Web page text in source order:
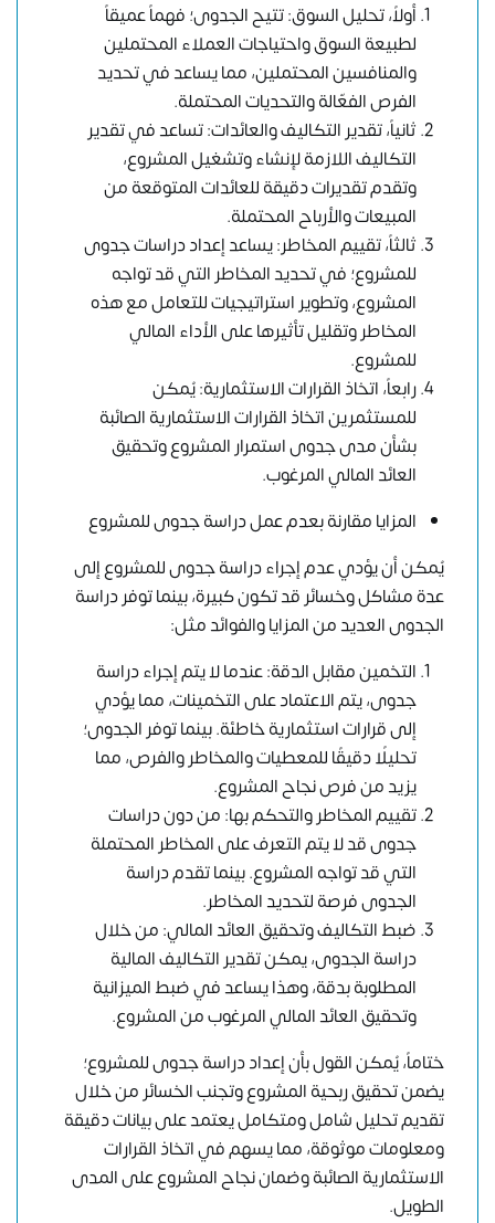
أولاً، تحليل السوق: تتيح الجدوى؛ فهماً عميقاً
لطبيعة السوق واحتياجات العملاء المحتملين
والمنافسين المحتملين، مما يساعد في تحديد
الفرص الفعّالة والتحديات المحتملة.
ثانياً، تقدير التكاليف والعائدات: تساعد في تقدير
التكاليف اللازمة لإنشاء وتشغيل المشروع،
وتقدم تقديرات دقيقة للعائدات المتوقعة من
المبيعات والأرباح المحتملة.
ثالثاً، تقييم المخاطر: يساعد إعداد دراسات جدوى
للمشروع؛ في تحديد المخاطر التي قد تواجه
المشروع، وتطوير استراتيجيات للتعامل مع هذه
المخاطر وتقليل تأثيرها على الأداء المالي
للمشروع.
رابعاً، اتخاذ القرارات الاستثمارية: يُمكن
للمستثمرين اتخاذ القرارات الاستثمارية الصائبة
بشأن مدى جدوى استمرار المشروع وتحقيق
العائد المالي المرغوب.
المزايا مقارنة بعدم عمل دراسة جدوى للمشروع
يُمكن أن يؤدي عدم إجراء دراسة جدوى للمشروع إلى
عدة مشاكل وخسائر قد تكون كبيرة، بينما توفر دراسة
الجدوى العديد من المزايا والفوائد مثل:
التخمين مقابل الدقة: عندما لا يتم إجراء دراسة
جدوى، يتم الاعتماد على التخمينات، مما يؤدي
إلى قرارات استثمارية خاطئة. بينما توفر الجدوى؛
تحليلًا دقيقًا للمعطيات والمخاطر والفرص، مما
يزيد من فرص نجاح المشروع.
تقييم المخاطر والتحكم بها: من دون دراسات
جدوى قد لا يتم التعرف على المخاطر المحتملة
التي قد تواجه المشروع. بينما تقدم دراسة
الجدوى فرصة لتحديد المخاطر.
ضبط التكاليف وتحقيق العائد المالي: من خلال
دراسة الجدوى، يمكن تقدير التكاليف المالية
المطلوبة بدقة، وهذا يساعد في ضبط الميزانية
وتحقيق العائد المالي المرغوب من المشروع.
ختاماً، يُمكن القول بأن إعداددراسة جدوى للمشروع؛
يضمن تحقيق ربحية المشروع وتجنب الخسائر من خلال
تقديم تحليل شامل ومتكامل يعتمد على بيانات دقيقة
ومعلومات موثوقة، مما يسهم في اتخاذ القرارات
الاستثمارية الصائبة وضمان نجاح المشروع على المدى
الطويل.